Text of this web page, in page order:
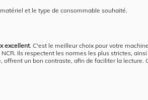
et le type de consommable souhaité.
excellent. C'est le meilleur choix pour votre
Ils respectent les normes les plus strictes,
un bon contraste, afin de faciliter la lecture.